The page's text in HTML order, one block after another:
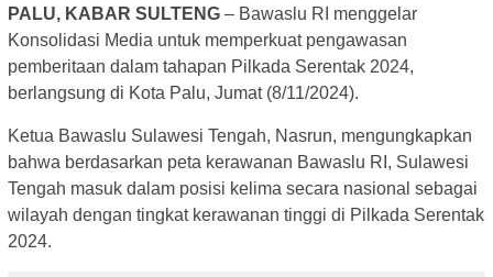
PALU, KABAR SULTENG – Bawaslu RI menggelar
Konsolidasi Media untuk memperkuat pengawasan
pemberitaan dalam tahapan Pilkada Serentak 2024,
berlangsung di Kota Palu, Jumat (8/11/2024).
Ketua Bawaslu Sulawesi Tengah, Nasrun, mengungkapkan
bahwa berdasarkan peta kerawanan Bawaslu RI, Sulawesi
Tengah masuk dalam posisi kelima secara nasional sebagai
wilayah dengan tingkat kerawanan tinggi di Pilkada Serentak
2024.